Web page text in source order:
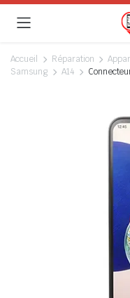
Accueil Réparation
Samsung
A14